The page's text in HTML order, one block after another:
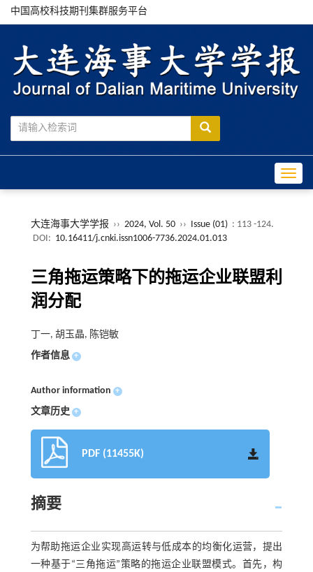
中国高校科技期刊集群服务平台
大连海事大学学报 ›› 2024, Vol. 50 ›› Issue (01) : 113 -124.
DOI: 10.16411/j.cnki.issn1006-7736.2024.01.013
三角拖运策略下的拖运企业联盟利
润分配
丁一, 胡玉晶, 陈铠敏
作者信息 +
Author information +
文章历史 +
PDF (11455K)
摘要
为帮助拖运企业实现高运转与低成本的均衡化运营，提出
一种基于“三角拖运”策略的拖运企业联盟模式。首先，构